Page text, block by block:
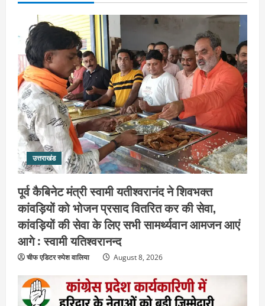
उत्तराखंड
पूर्व कैबिनेट मंत्री स्वामी यतीश्वरानंद ने शिवभक्त
कांवड़ियों को भोजन प्रसाद वितरित कर की सेवा,
कांवड़ियों की सेवा के लिए सभी सामर्थ्यवान आमजन आएं
आगे : स्वामी यतिश्वरानन्द
चीफ एडिटर रुपेश वालिया August 8, 2026